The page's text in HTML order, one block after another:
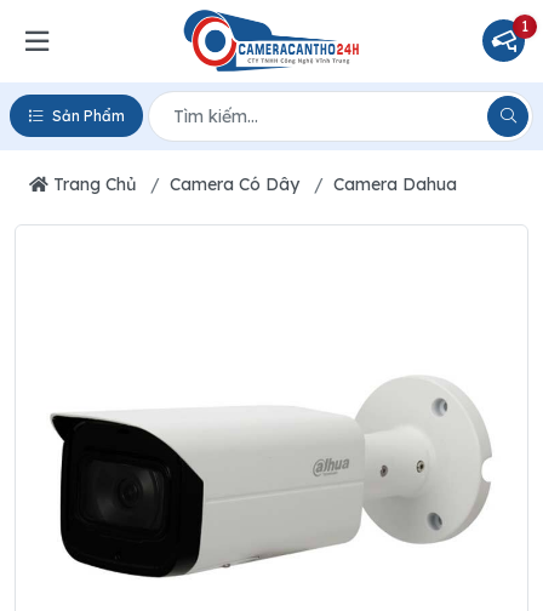
1
Sản Phẩm
Trang Chủ Camera Có Dây Camera Dahua